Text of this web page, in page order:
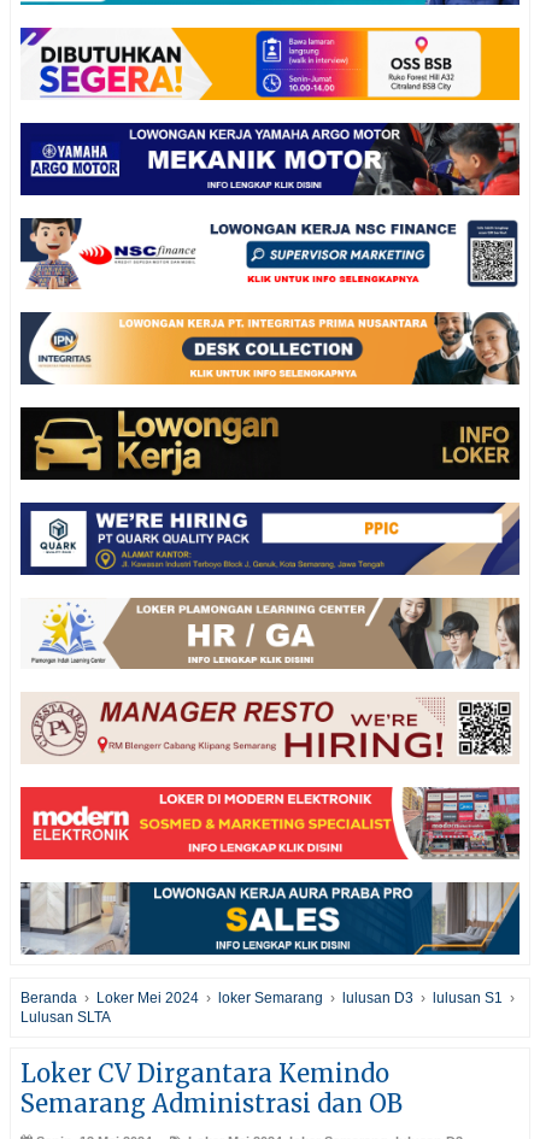
Beranda › Loker Mei 2024 › loker Semarang › lulusan D3 › lulusan S1
›
Lulusan SLTA
Loker CV Dirgantara Kemindo
Semarang Administrasi dan OB